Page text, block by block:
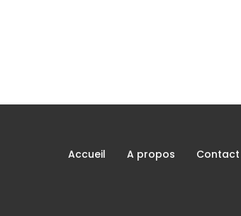
Accueil A propos Contact